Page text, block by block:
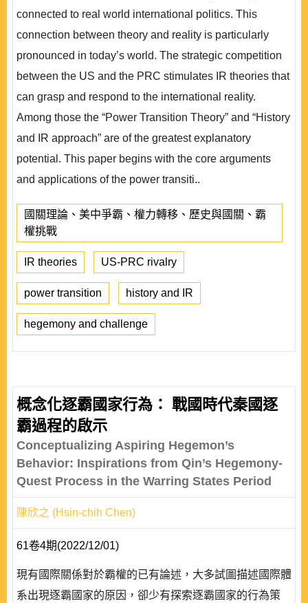
connected to real world international politics. This
connection between theory and reality is particularly
pronounced in today’s world. The strategic competition
between the US and the PRC stimulates IR theories that
can grasp and respond to the international reality.
Among those the “Power Transition Theory” and “History
and IR approach” are of the greatest explanatory
potential. This paper begins with the core arguments
and applications of the power transiti..
國關理論、美中爭霸、權力轉移、歷史與國關、霸
權挑戰
IR theories US-PRC rivalry
power transition history and IR
hegemony and challenge
概念化逐霸國家行為： 戰國時代秦國逐
霸過程的啟示
Conceptualizing Aspiring Hegemon’s
Behavior: Inspirations from Qin’s Hegemony-
Quest Process in the Warring States Period
陳欣之 (Hsin-chih Chen)
61卷4期(2022/12/01)
現有國際關係對於霸權的已有論述，大多試圖描述國際體
系出現逐霸國家的原因，卻少有探索逐霸國家的行為策